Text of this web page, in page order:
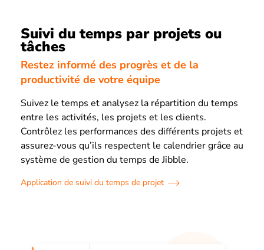
Suivi du temps par projets ou
tâches
Restez informé des progrès et de la
productivité de votre équipe
Suivez le temps et analysez la répartition du temps
entre les activités, les projets et les clients.
Contrôlez les performances des différents projets et
assurez-vous qu’ils respectent le calendrier grâce au
système de gestion du temps de Jibble.
Application de suivi du temps de projet